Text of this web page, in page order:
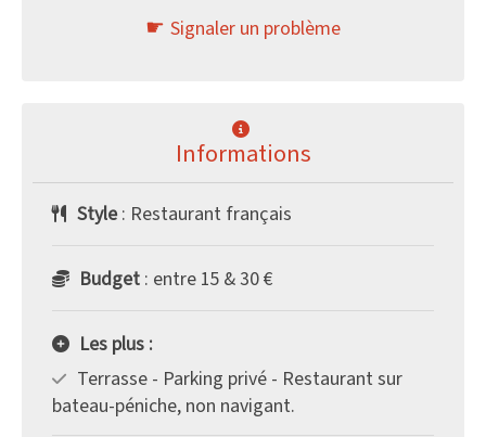
Signaler un problème
Informations
Style : Restaurant français
Budget : entre 15 & 30 €
Les plus :
Terrasse - Parking privé - Restaurant sur
bateau-péniche, non navigant.